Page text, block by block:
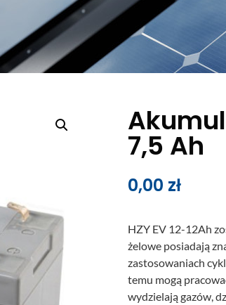
7,5 Ah
0,00 zł
HZY EV 12-12Ah
żelowe posiadają
zastosowaniach
temu mogą
wydzielają gazów,